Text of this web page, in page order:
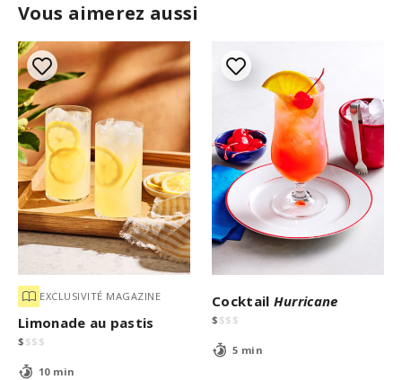
Vous aimerez aussi
EXCLUSIVITÉ MAGAZINE
Limonade au pastis
$ $$ $
10 min
Cocktail Hurricane
$ $$ $
5 min